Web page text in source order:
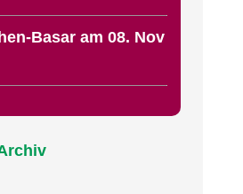
Basar am 08. Nov